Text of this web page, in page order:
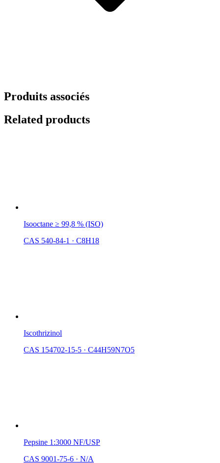
Produits associés
Related products
Isooctane ≥ 99,8 % (ISO)
CAS 540-84-1 · C8H18
Iscothrizinol
CAS 154702-15-5 · C44H59N7O5
Pepsine 1:3000 NF/USP
CAS 9001-75-6 · N/A